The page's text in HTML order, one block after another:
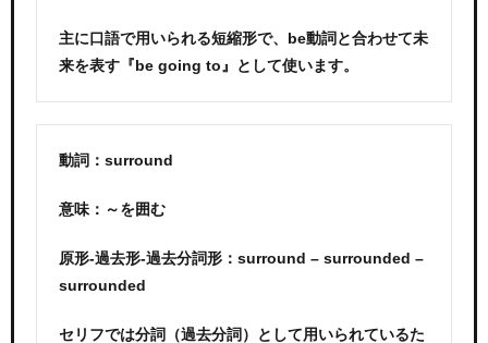
主に口語で用いられる短縮形で、be動詞と合わせて未
来を表す『be going to』として使います。
動詞：surround
意味：～を囲む
原形-過去形-過去分詞形：surround – surrounded –
surrounded
セリフでは分詞（過去分詞）として用いられているた